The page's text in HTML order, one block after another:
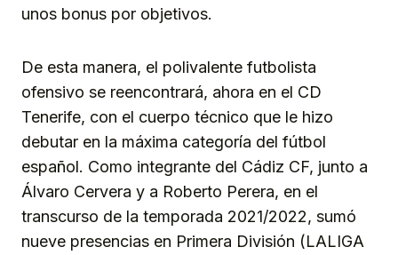
unos bonus por objetivos.
De esta manera, el polivalente futbolista
ofensivo se reencontrará, ahora en el CD
Tenerife, con el cuerpo técnico que le hizo
debutar en la máxima categoría del fútbol
español. Como integrante del Cádiz CF, junto a
Álvaro Cervera y a Roberto Perera, en el
transcurso de la temporada 2021/2022, sumó
nueve presencias en Primera División (LALIGA